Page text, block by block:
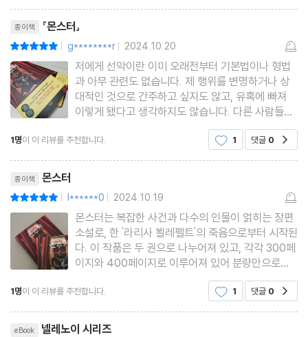
종이책 『몬스터』
| g********r | 2024.10.20
저에게 선악이란 이미 오래전부터 기본법이나 형법
과 아무 관련도 없습니다. 제 행위를 변명하거나 상
대적인 것으로 간주하고 싶지도 않고, 유혹에 빠져
이렇게 됐다고 생각하지도 않습니다. 다른 사람들은
그저 제 도덕률이 보편적이라는 제 믿음을 강화했을
뿐입니다. 누군가 괴물 같은 제 행위를 멈추게 하지
않는 한 저는 죄를 짓고도 자신의 범죄를 후회하지
1명이 이 리뷰를 추천합니다. 1 댓글 0
종이책 몬스터
| l******0 | 2024.10.19
몬스터는 복잡한 사건과 다수의 인물이 얽히는 장편
소설로, 한 '라리사 뵐레펠트'의 죽음으로부터 시작된
다. 이 작품은 두 권으로 나누어져 있고, 각각 300페
이지와 400페이지로 이루어져 있어 분량만으로도
꽤나 방대하다. 하지만 이야기의 몰입도와 심리적인
깊이 덕분에 지루할 틈 없이 빠져들게 된다.소설의
주요 인물인 보덴슈타인과 피아는 넬레 노이하우스
의 이전 작품들에서 등
1명이 이 리뷰를 추천합니다. 1 댓글 0
eBook 넬레노이 시리즈